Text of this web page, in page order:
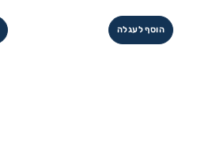
הוסף לעגלה